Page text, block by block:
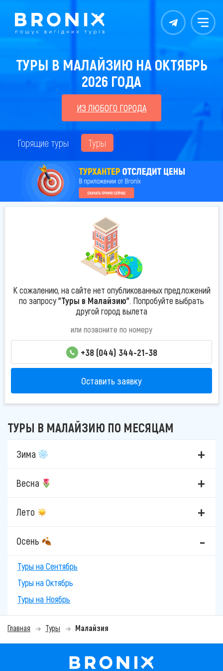
Контакты Меню
ТУРЫ В МАЛАЙЗИЮ НА ОКТЯБРЬ
2026 ГОДА
ИЗ ЛЮБОГО ГОРОДА
Горящие туры Туры
К сожалению, на сайте нет опубликованных предложений
по запросу"Туры в Малайзию". Попробуйте выбрать
другой город вылета
или позвоните по номеру
+38 (044) 344-21-38
Оставить заявку
ТУРЫ В МАЛАЙЗИЮ ПО МЕСЯЦАМ
Зима
Весна
Лето
Осень
Туры на Сентябрь
Туры на Октябрь
Туры на Ноябрь
Главная Туры Малайзия